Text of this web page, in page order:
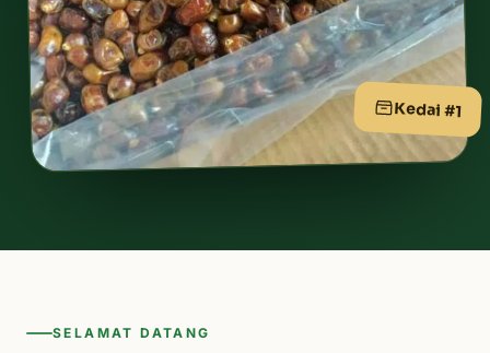
Kedai #1
SELAMAT DATANG